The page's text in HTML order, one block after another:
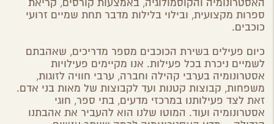
האסטרונומיה והקוסמולוגיה, באמצעות קורסים, קריאת
ספרות מקצועית, ובילוי בלילות מדבר תחת שמיים זרועי
כוכבים.
כיום פעילים בשירת הכוכבים מספר מדריכים, שאהבתם
לשמיים ניכרת בכל פעילות. אנו מקיימים פעילויות
אסטרונומיה בערבי קהילה וחברה, ערבי חוויה לזוגות,
משפחות, קבוצות קטנות ועד לקבוצות של מאות בני אדם.
זאת לצד פעילותנו במרכזי מדעים, בתי ספר, חוגי
אסטרונומיה ועוד. המוטו שלנו הוא להעביר את אהבתנו